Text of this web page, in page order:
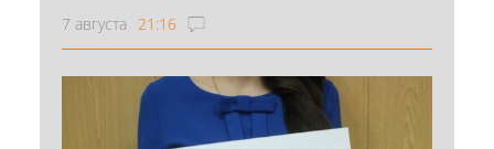
7 августа 21:16